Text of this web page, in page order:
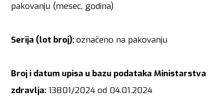
pakovanju (mesec, godina)
Serija (lot broj):označeno na pakovanju
Broj i datum upisa u bazu podataka Ministarstva
zdravlja: 13801/2024 od 04.01.2024